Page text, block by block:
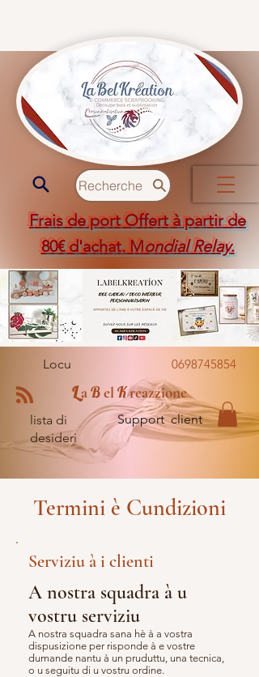
Recherche
Frais de port Offert à partir de
80€ d'achat. Mondial Relay.
Locu 0698745854
LaBel Kreazzione
lista di
desideri
Support client
Termini è Cundizioni
Serviziu à i clienti
A nostra squadra à u
vostru serviziu
A nostra squadra sana hè à a vostra
dispusizione per risponde à e vostre
dumande nantu à un pruduttu, una tecnica,
o u seguitu di u vostru ordine.